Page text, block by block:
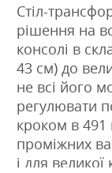
Стіл-
рішення на
консолі в
43 см) до
не всі його
регулювати
кроком в
проміжних
і для великої